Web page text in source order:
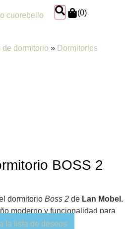
(0)
de dormitorio » Dormitorios
BOSS 2
dormitorio Boss 2 de Lan Mobel.
moderno y funcionalidad para
y cómodo. Fabricado con
la lista de deseos